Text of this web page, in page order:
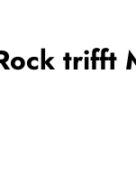
trifft